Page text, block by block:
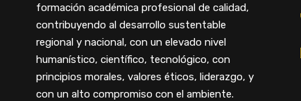
formación académica profesional de calidad,
contribuyendo al desarrollo sustentable
regional y nacional, con un elevado nivel
humanístico, científico, tecnológico, con
principios morales, valores éticos, liderazgo, y
con un alto compromiso con el ambiente.